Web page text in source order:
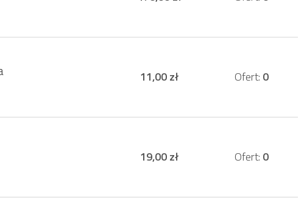
11,00 zł Ofert: 0
19,00 zł Ofert: 0